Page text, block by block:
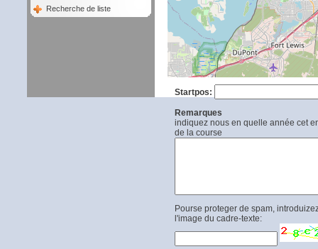
Recherche de liste
Startpos:
Remarques
indiquez nous en quelle année cet
de la course
Pourse proteger de spam,
l'image du cadre-texte: